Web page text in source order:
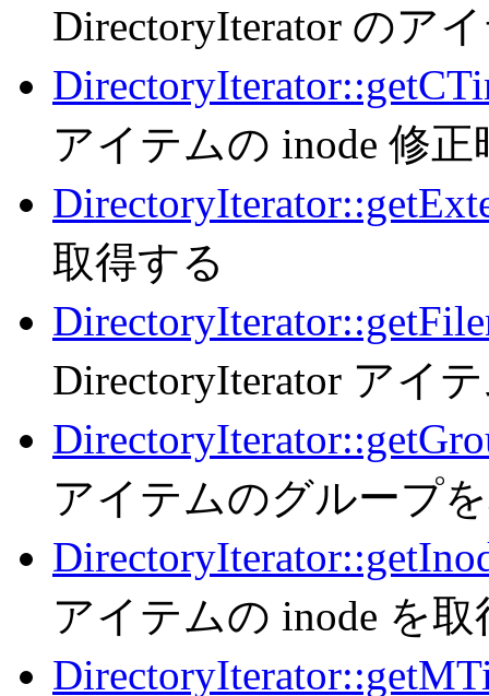
DirectoryIterator のア
アイテムの inode 修
取得する
DirectoryIterator アイ
アイテムのグループ
アイテムの inode を